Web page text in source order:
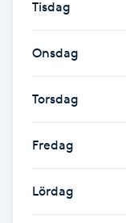
Katun fransar
Kemisk peeling
Tisdag
Onsdag
Torsdag
Fredag
Lördag